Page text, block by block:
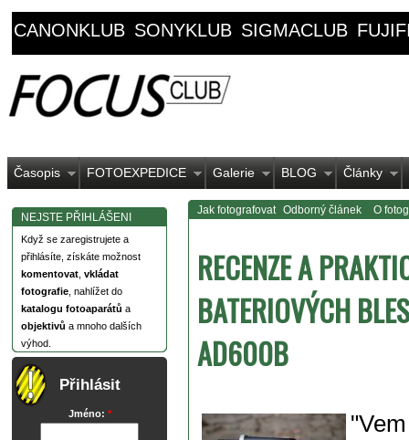
CANONKLUB SONYKLUB SIGMACLUB
Časopis FOTOEXPEDICE Galerie BLOG Články
NEJSTE PŘIHLÁŠENI
Když se zaregistrujete a
přihlásíte, získáte možnost
komentovat vkládat
fotografie , nahlížet do
katalogu fotoaparátů a
objektivů a mnoho dalších
výhod.
Přihlásit
Jméno: *
Jak fotografovat Odborný článek O
RECENZE A
BATERIOVÝCH
AD600B